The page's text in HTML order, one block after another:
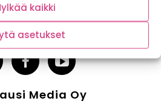
kaikki
asetukset
Media Oy